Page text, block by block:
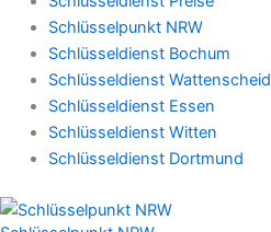
Schlüsselpunkt NRW
Schlüsseldienst Bochum
Schlüsseldienst Wattenscheid
Schlüsseldienst Essen
Schlüsseldienst Witten
Schlüsseldienst Dortmund